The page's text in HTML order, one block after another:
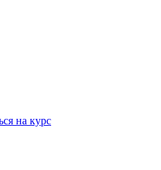
на курс